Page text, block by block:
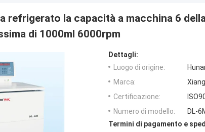
refrigerato la capacità a macchina 6
di 1000ml 6000rpm
Dettagli:
Luogo di origine:
Marca:
Certificazione:
Numero di modello:
DL-
Termini di pagamento e